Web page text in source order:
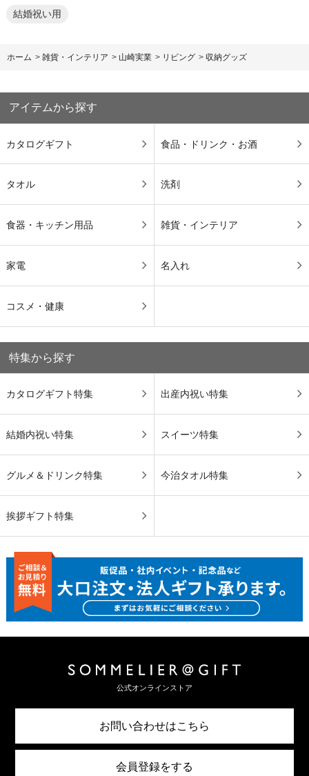
結婚祝い用
ホーム > 雑貨・インテリア > 山崎実業 > リビング > 収納グッズ
アイテムから探す
カタログギフト 食品・ドリンク・お酒
タオル 洗剤
食器・キッチン用品 雑貨・インテリア
家電 名入れ
コスメ・健康
特集から探す
カタログギフト特集 出産内祝い特集
結婚内祝い特集 スイーツ特集
グルメ＆ドリンク特集 今治タオル特集
挨拶ギフト特集
公式オンラインストア
お問い合わせはこちら
会員登録をする